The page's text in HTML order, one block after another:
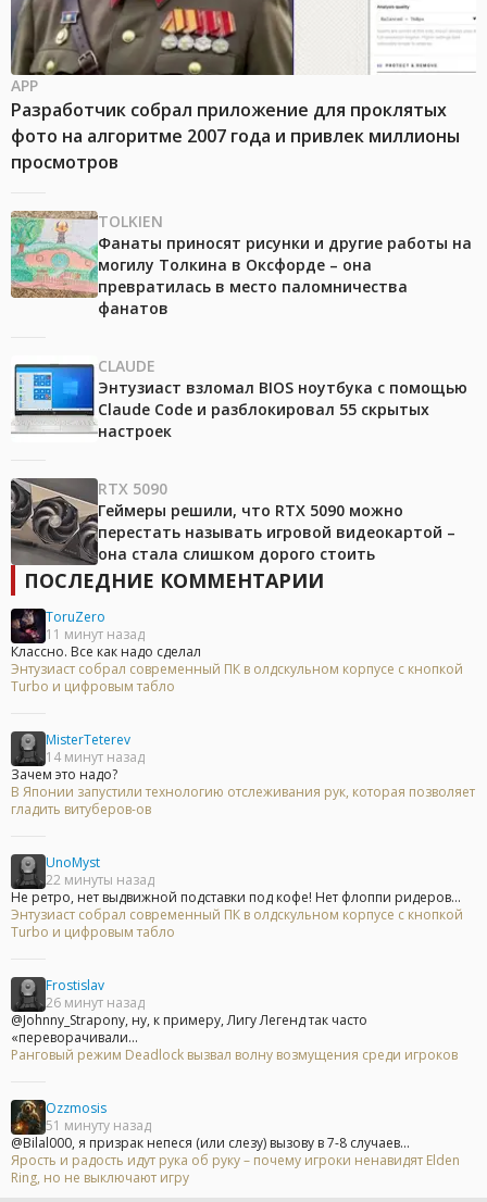
APP
Разработчик собрал приложение для проклятых
фото на алгоритме 2007 года и привлек миллионы
просмотров
TOLKIEN
Фанаты приносят рисунки и другие работы на
могилу Толкина в Оксфорде – она
превратилась в место паломничества
фанатов
CLAUDE
Энтузиаст взломал BIOS ноутбука с помощью
Claude Code и разблокировал 55 скрытых
настроек
RTX 5090
Геймеры решили, что RTX 5090 можно
перестать называть игровой видеокартой –
она стала слишком дорого стоить
ПОСЛЕДНИЕ КОММЕНТАРИИ
ToruZero
11 минут назад
Классно. Все как надо сделал
Энтузиаст собрал современный ПК в олдскульном корпусе с кнопкой
Turbo и цифровым табло
MisterTeterev
14 минут назад
Зачем это надо?
В Японии запустили технологию отслеживания рук, которая позволяет
гладить витуберов-ов
UnoMyst
22 минуты назад
Не ретро, нет выдвижной подставки под кофе! Нет флоппи ридеров...
Энтузиаст собрал современный ПК в олдскульном корпусе с кнопкой
Turbo и цифровым табло
Frostislav
26 минут назад
@Johnny_Strapony, ну, к примеру, Лигу Легенд так часто
«переворачивали...
Ранговый режим Deadlock вызвал волну возмущения среди игроков
Ozzmosis
51 минуту назад
@Bilal000, я призрак непеся (или слезу) вызову в 7-8 случаев...
Ярость и радость идут рука об руку – почему игроки ненавидят Elden
Ring, но не выключают игру